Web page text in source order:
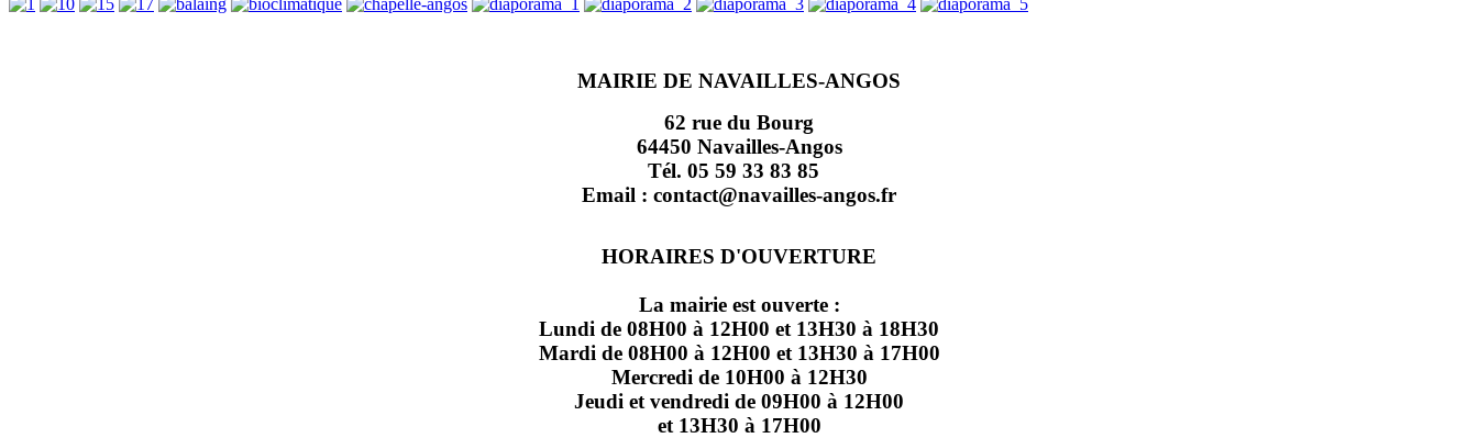
MAIRIE DE NAVAILLES-ANGOS
62 rue du Bourg
64450 Navailles-Angos
Tél. 05 59 33 83 85
Email : contact@navailles-angos.fr
HORAIRES D'OUVERTURE
La mairie est ouverte :
Lundi de 08H00 à 12H00 et 13H30 à 18H30
Mardi de 08H00 à 12H00 et 13H30 à 17H00
Mercredi de 10H00 à 12H30
Jeudi et vendredi de 09H00 à 12H00
et 13H30 à 17H00